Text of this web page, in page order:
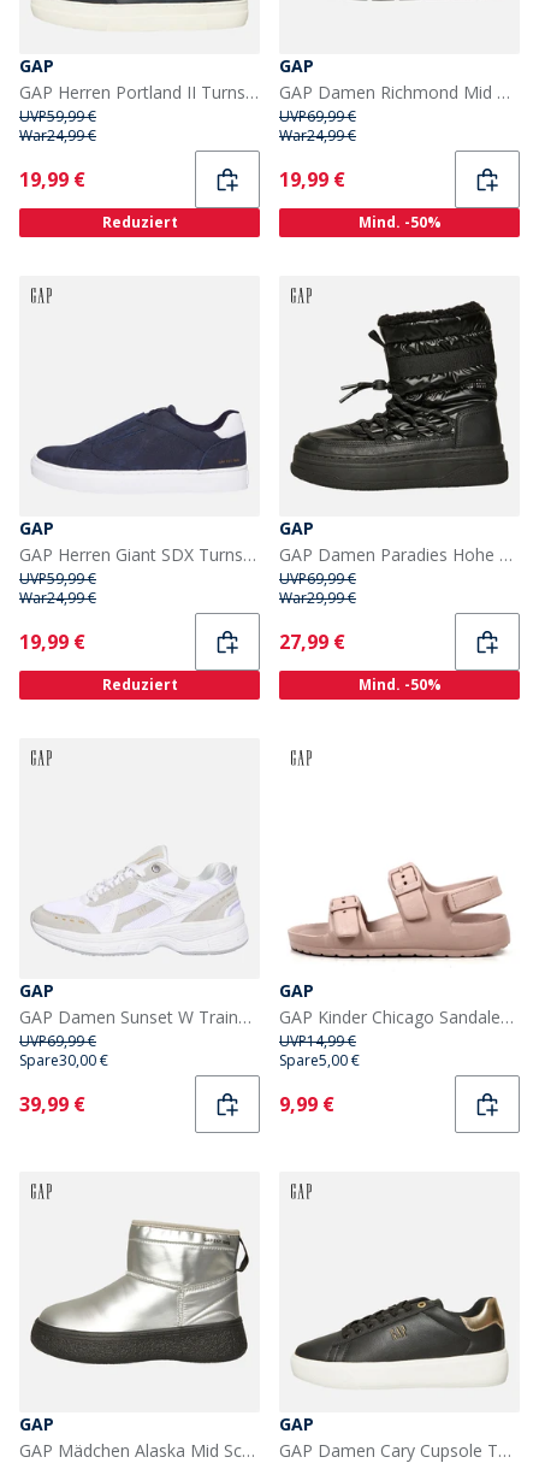
GAP
GAP Herren Portland II Turnschuhe Elysian Blau
UVP59,99 €
War24,99 €
Current
19,99 €
Reduziert
GAP
GAP Damen Richmond Mid Metallic Schneestiefel Silber
UVP69,99 €
War24,99 €
Current
19,99 €
Mind. -50%
GAP
GAP Herren Giant SDX Turnschuhe Navy
UVP59,99 €
War24,99 €
Current
19,99 €
Reduziert
GAP
GAP Damen Paradies Hohe Nylon Schneestiefel Schwarz
UVP69,99 €
War29,99 €
Current
27,99 €
Mind. -50%
GAP
GAP Damen Sunset W Trainers White Crystal
UVP69,99 €
Spare30,00 €
Current
39,99 €
GAP
GAP Kinder Chicago Sandalen Rosa
UVP14,99 €
Spare5,00 €
Current
9,99 €
GAP
GAP Mädchen Alaska Mid Schneestiefel Silber
GAP
GAP Damen Cary Cupsole Turnschuhe Schwarz